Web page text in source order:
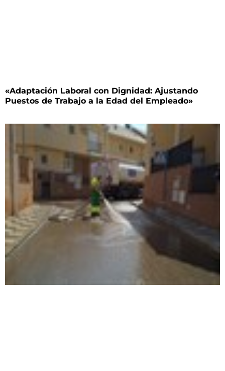
«Adaptación Laboral con Dignidad: Ajustando
Puestos de Trabajo a la Edad del Empleado»